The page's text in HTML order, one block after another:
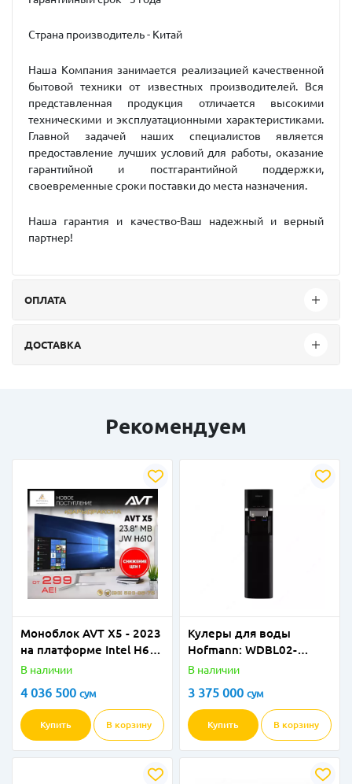
Страна производитель - Китай
Наша Компания занимается реализацией качественной
бытовой техники от известных производителей. Вся
представленная продукция отличается высокими
техническими и эксплуатационными характеристиками.
Главной задачей наших специалистов является
предоставление лучших условий для работы, оказание
гарантийной и постгарантийной поддержки,
своевременные сроки поставки до места назначения.
Наша гарантия и качество-Ваш надежный и верный
партнер!
ОПЛАТА
ДОСТАВКА
Рекомендуем
Моноблок AVT X5 - 2023
на платформе Intel H610
от официального
В наличии
4 036 500 сум
Купить В корзину
Кулеры для воды
Hofmann: WDBL02-
CDB/HF
В наличии
3 375 000 сум
Купить В корзину